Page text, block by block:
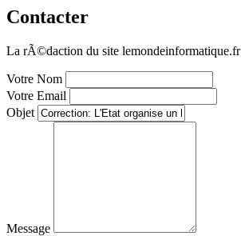
Contacter
La rÃ©daction du site lemondeinformatique.fr
Votre Nom
Votre Email
Objet
Message